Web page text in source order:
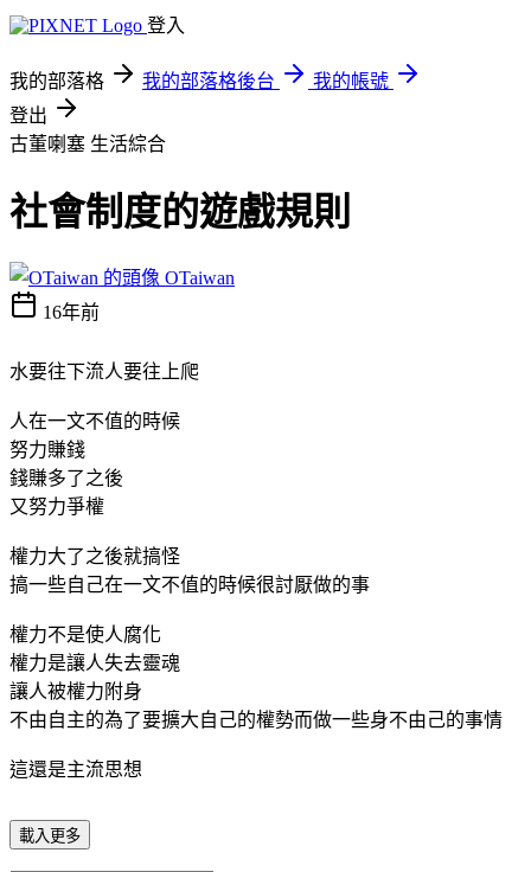
登入
我的部落格 我的部落格後台
我的帳號
登出
古董喇塞 生活綜合
社會制度的遊戲規則
OTaiwan
16年前
水要往下流人要往上爬
人在一文不值的時候
努力賺錢
錢賺多了之後
又努力爭權
權力大了之後就搞怪
搞一些自己在一文不值的時候很討厭做的事
權力不是使人腐化
權力是讓人失去靈魂
讓人被權力附身
不由自主的為了要擴大自己的權勢而做一些身不由己的事情
這還是主流思想
載入更多